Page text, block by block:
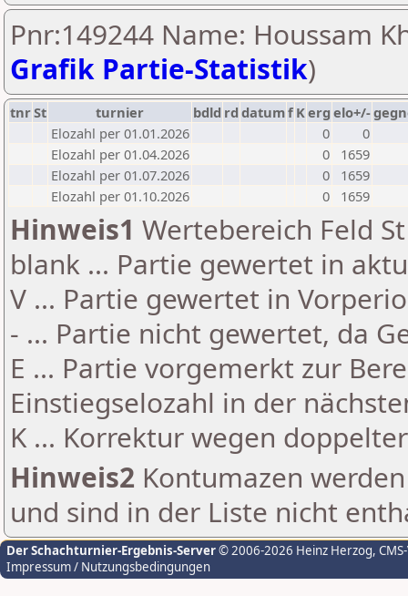
Pnr:149244 Name: Houssam
Grafik Partie-Statistik)
tnrSt turnier bdld rd datumf Kerg elo+/-
Elozahl per 01.01.2026
0
0
Elozahl per 01.04.2026
0
1659
Elozahl per 01.07.2026
0
1659
Elozahl per 01.10.2026
0 1659
Hinweis1 Wertebereich Feld
blank ... Partie gewertet in
V ... Partie gewertet in
- ... Partie nicht gewertet, da
E ... Partie vorgemerkt zur
Einstiegselozahl in der
K ... Korrektur wegen
Hinweis2 Kontumazen
und sind in der Liste nicht
Der Schachturnier-Ergebnis-Server© 2006-2026 Heinz Herzog,
Impressum / Nutzungsbedingungen